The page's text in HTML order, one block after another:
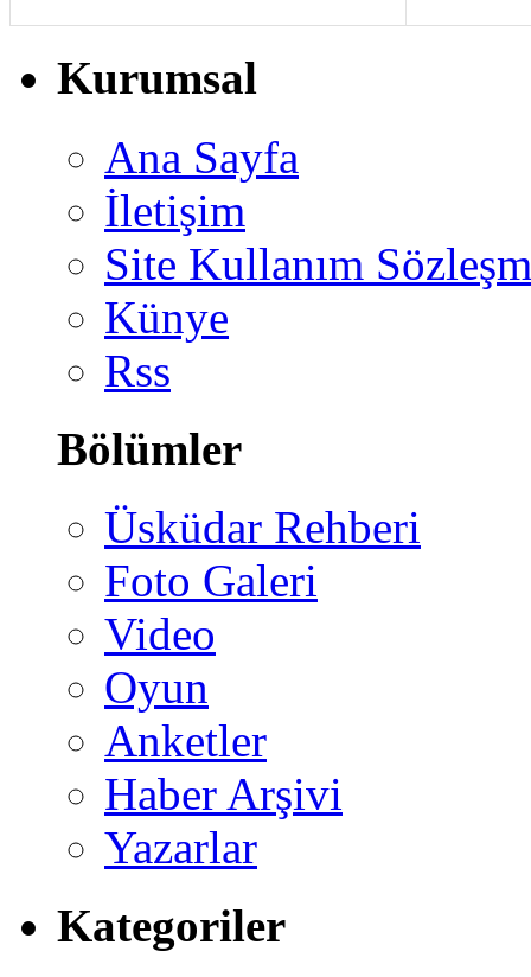
Kurumsal
Ana Sayfa
İletişim
Site Kullanım
Künye
Rss
Bölümler
Üsküdar Rehberi
Foto Galeri
Video
Oyun
Anketler
Haber Arşivi
Yazarlar
Kategoriler